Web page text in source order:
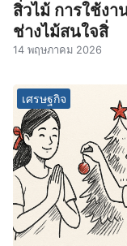
สิ่วไม้ การใช้ง
ช่างไม้สนใจสิ่
14 พฤษภาคม 2026
เศรษฐกิจ